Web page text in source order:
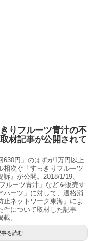
りフルーツ青汁の不
材記事が公開されて
630円」のはずが1万円以上
次ぐ「すっきりフルーツ
』が公開。2018/1/19、
ルーツ青汁」などを販売す
ハーツ」に対して、適格消
止ネットワーク東海」によ
件について取材した記事
。
事を読む